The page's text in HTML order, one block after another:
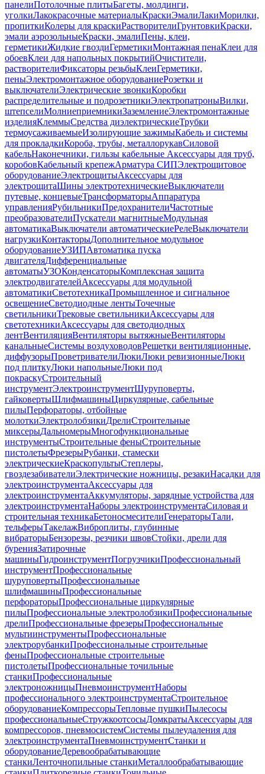
панелиПотолочные плитыБагеты, молдинги,
уголкиЛакокрасочные материалыКраскиЭмалиЛакиМорилки,
пропиткиКолеры для краскиРастворителиГрунтовкиКраски,
эмали аэрозольныеКраски, эмалиПены, клеи,
герметикиЖидкие гвоздиГерметикиМонтажная пенаКлеи для
обоевКлеи для напольных покрытийОчистители,
растворителиФиксаторы резьбыКлеиГерметики,
пеныЭлектромонтажное оборудованиеРозетки и
выключателиЭлектрические звонкиКоробки
распределительные и подрозетникиЭлектропатроныВилки,
штепселиМолниеприемникиЗаземлениеЭлектромонтажные
изделияКлеммыСредства диэлектрическиеТрубки
термоусаживаемыеИзолирующие зажимыКабель и системы
для прокладкиКороба, трубы, металлорукавСиловой
кабельНаконечники, гильзы кабельные Аксессуары для труб,
коробовКабельный крепежАрматура СИПЭлектрощитовое
оборудованиеЭлектрощитыАксессуары для
электрощитаШины электротехническиеВыключатели
путевые, концевыеТрансформаторыАппаратура
управленияРубильникиПредохранителиЧастотные
преобразователиПускатели магнитныеМодульная
автоматикаВыключатели автоматическиеРелеВыключатели
нагрузкиКонтакторыДополнительное модульное
оборудованиеУЗИПАвтоматика пуска
двигателяДифференциальные
автоматыУЗОКонденсаторыКомплексная защита
электродвигателейАксессуары для модульной
автоматикиСветотехникаПромышленное и сигнальное
освещениеСветодиодные лентыТочечные
светильникиТрековые светильникиАксессуары для
светотехникиАксессуары для светодиодных
лентВентиляцияВентиляторы вытяжныеВентиляторы
канальныеСистемы воздуховодовРешетки вентиляционные,
диффузорыПроветривателиЛюкиЛюки ревизионныеЛюки
под плиткуЛюки напольныеЛюки под
покраскуСтроительный
инструментЭлектроинструментШуруповерты,
гайковертыШлифмашиныЦиркулярные, сабельные
пилыПерфораторы, отбойные
молоткиЭлектролобзикиДрелиСтроительные
миксерыДальномерыМногофункциональные
инструментыСтроительные феныСтроительные
пистолетыФрезерыРубанки, стамески
электрическиеКраскопультыСтеплеры,
гвоздезабивателиЭлектрические ножницы, резакиНасадки для
электроинструментаАксессуары для
электроинструментаАккумуляторы, зарядные устройства для
электроинструментаНаборы электроинструментаСиловая и
строительная техникаБетоносмесителиГенераторыТали,
тельферыТакелажВиброплиты, глубинные
вибраторыБензорезы, резчики швовСтойки, дрели для
буренияЗатирочные
машиныГидроинструментПогрузчикиПрофессиональный
инструментПрофессиональные
шуруповертыПрофессиональные
шлифмашиныПрофессиональные
перфораторыПрофессиональные циркулярные
пилыПрофессиональные электролобзикиПрофессиональные
дрелиПрофессиональные фрезерыПрофессиональные
мультиинструментыПрофессиональные
электрорубанкиПрофессиональные строительные
феныПрофессиональные строительные
пистолетыПрофессиональные точильные
станкиПрофессиональные
электроножницыПневмоинструментНаборы
профессионального электроинструментаСтроительное
оборудованиеКомпрессорыТепловые пушкиПылесосы
профессиональныеСтружкоотсосыДомкратыАксессуары для
компрессоров, пневмосистемСистемы пылеудаления для
электроинструментаПневмоинструментСтанки и
оборудованиеДеревообрабатывающие
станкиЛенточнопильные станкиМеталлообрабатывающие